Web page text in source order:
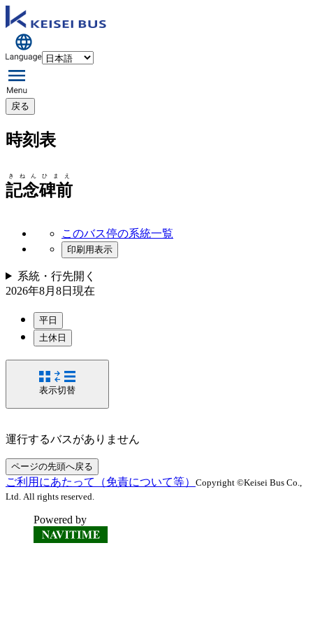
戻る
時刻表
記念碑前
きねんひまえ
このバス停の系統一覧
印刷用表示
系統・行先開く
2026年8月8日 現在
平日
土休日
表示切替
運行するバスがありません
ページの先頭へ戻る
ご利用にあたって（免責について等） Copyright ©Keisei Bus Co.,
Ltd. All rights reserved.
Powered by